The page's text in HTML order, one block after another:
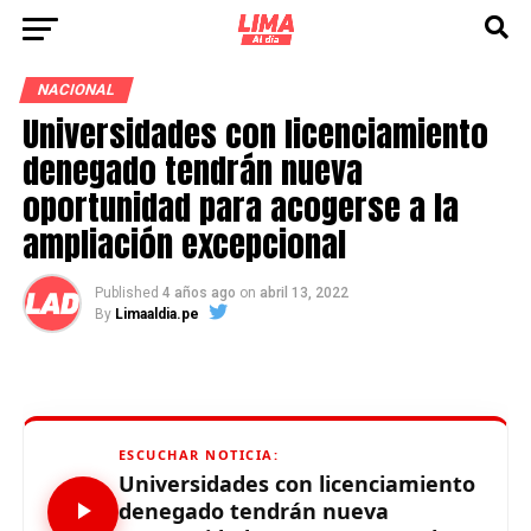
NACIONAL
Universidades con licenciamiento
denegado tendrán nueva
oportunidad para acogerse a la
ampliación excepcional
Published 4 años ago on abril 13, 2022
By Limaaldia.pe
ESCUCHAR NOTICIA:
Universidades con licenciamiento
denegado tendrán nueva